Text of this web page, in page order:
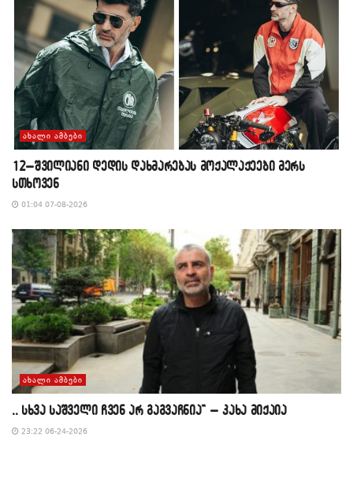
ᲐᲮᲐᲚᲘ ᲐᲛᲑᲔᲑᲘ
12–შვილიანი დედის დახმარებას მოქალაქეები მერს
სთხოვენ
01:04 07-08-2026
ᲐᲮᲐᲚᲘ ᲐᲛᲑᲔᲑᲘ
,, სხვა საშველი ჩვენ არ გაგვაჩნია” – კახა მიქაია
23:22 06-24-2026